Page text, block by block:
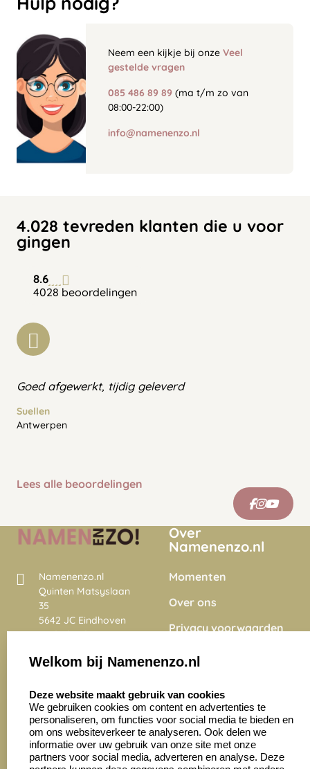
Neem een kijkje bij onze Veel
gestelde vragen
085 486 89 89 (ma t/m zo van
08:00-22:00)
info@namenenzo.nl
4.028 tevreden klanten die u voor
gingen
8.6
4028 beoordelingen
Goed afgewerkt, tijdig geleverd
Suellen
Antwerpen
Lees alle beoordelingen
Namenenzo.nl
Quinten Matsyslaan
35
5642 JC Eindhoven
Nederland
4028 beoordelingen
Over
Namenenzo.nl
Momenten
Over ons
Privacy voorwaarden
Onze vacatures
Zakelijk:
Aanvraag op maat
Klantenservice:
Contact opnemen
Welkom bij Namenenzo.nl
Deze website maakt gebruik van cookies
We gebruiken cookies om content en advertenties te
personaliseren, om functies voor social media te bieden en
om ons websiteverkeer te analyseren. Ook delen we
informatie over uw gebruik van onze site met onze
partners voor social media, adverteren en analyse. Deze